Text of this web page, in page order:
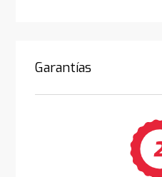
Garantías